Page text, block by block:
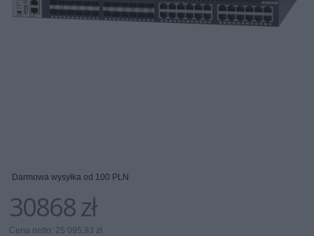
Darmowa wysyłka od 100 PLN
30868 zł
Cena netto: 25 095,93 zł